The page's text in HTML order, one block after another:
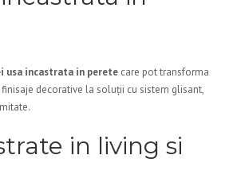
usa incastrata in perete care pot transforma
finisaje decorative la soluții cu sistem glisant,
in living si